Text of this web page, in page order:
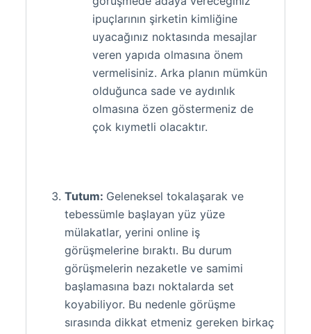
ipuçlarının şirketin kimliğine
uyacağınız noktasında mesajlar
veren yapıda olmasına önem
vermelisiniz. Arka planın mümkün
olduğunca sade ve aydınlık
olmasına özen göstermeniz de
çok kıymetli olacaktır.
Tutum: Geleneksel tokalaşarak ve
tebessümle başlayan yüz yüze
mülakatlar, yerini online iş
görüşmelerine bıraktı. Bu durum
görüşmelerin nezaketle ve samimi
başlamasına bazı noktalarda set
koyabiliyor. Bu nedenle görüşme
sırasında dikkat etmeniz gereken birkaç